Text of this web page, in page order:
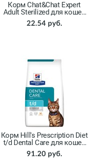
Корм Chat&Chat Expert
Adult Sterilized для кошек
(курица, индейка)
22.54 руб.
Корм Hill's Prescription Diet
t/d Dental Care для кошек
(курица)
91.20 руб.